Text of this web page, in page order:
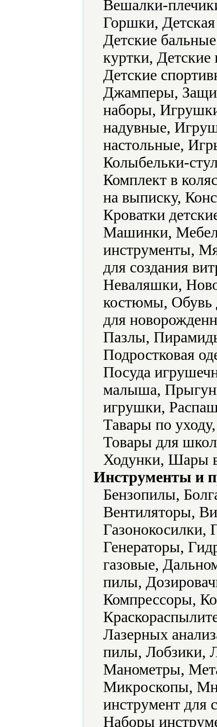
Вешалки-
Горшки,
Детские
куртки, Детские
Детские
Джамперы,
наборы,
надувные,
настольные,
Колыбельки-
Комплект в
на выписку,
Кроватки
Машинки,
инструменты,
для создания
Неваляшки,
костюмы, Обувь
для
Пазлы,
Подростковая
Посуда
малыша,
игрушки,
Тавары по
Товары для
Ходунки, Шары
Инструменты и
Бензопилы,
Вентиляторы,
Газонокосилки,
Генераторы,
газовые,
пилы,
Компрессоры,
Лазерных
пилы, Лобзики,
Манометры,
Микроскопы,
инструмент
Наборы